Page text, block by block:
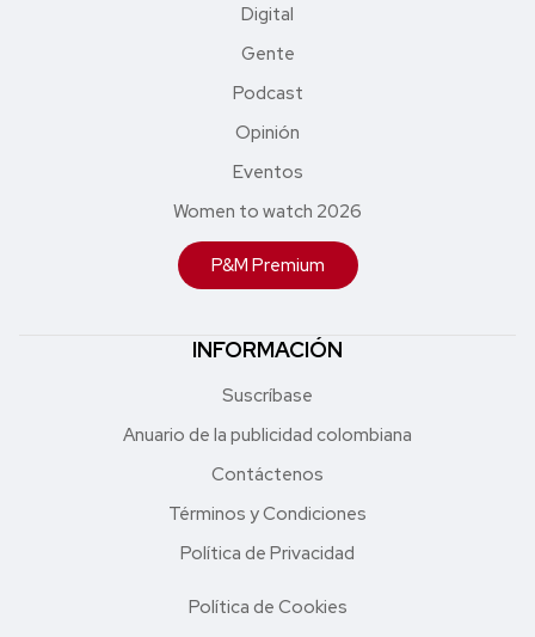
Digital
Gente
Podcast
Opinión
Eventos
Women to watch 2026
P&M Premium
INFORMACIÓN
Suscríbase
Anuario de la publicidad colombiana
Contáctenos
Términos y Condiciones
Política de Privacidad
Política de Cookies